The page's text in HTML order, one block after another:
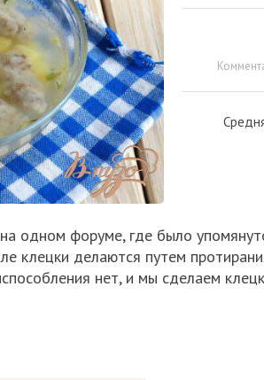
одном форуме, где было
клецки делаются путем
нет, и мы сделаем